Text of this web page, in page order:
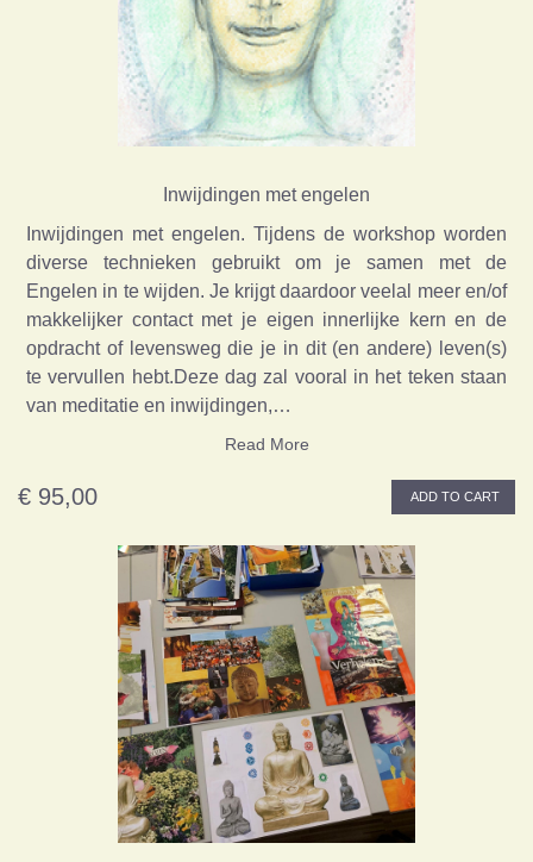
Inwijdingen met engelen
Inwijdingen met engelen. Tijdens de workshop worden
diverse technieken gebruikt om je samen met de
Engelen in te wijden. Je krijgt daardoor veelal meer en/of
makkelijker contact met je eigen innerlijke kern en de
opdracht of levensweg die je in dit (en andere) leven(s)
te vervullen hebt.Deze dag zal vooral in het teken staan
van meditatie en inwijdingen,…
Read More
€ 95,00 ADD TO CART